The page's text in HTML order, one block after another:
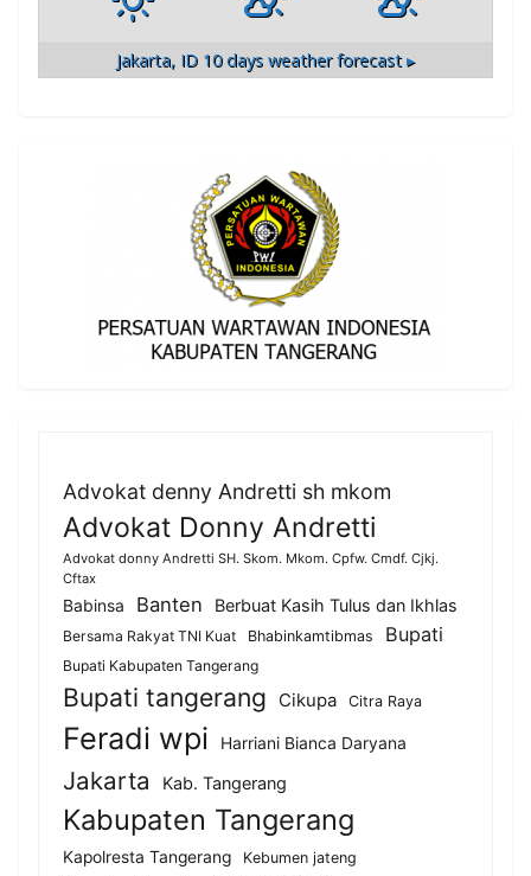
Jakarta, ID 10 days weather forecast ▸
Advokat denny Andretti sh mkom
Advokat Donny Andretti
Advokat donny Andretti SH. Skom. Mkom. Cpfw. Cmdf. Cjkj.
Cftax
Babinsa Banten Berbuat Kasih Tulus dan Ikhlas
Bersama Rakyat TNI Kuat Bhabinkamtibmas Bupati
Bupati Kabupaten Tangerang
Bupati tangerang Cikupa Citra Raya
Feradi wpi Harriani Bianca Daryana
Jakarta Kab. Tangerang
Kabupaten Tangerang
Kapolresta Tangerang Kebumen jateng